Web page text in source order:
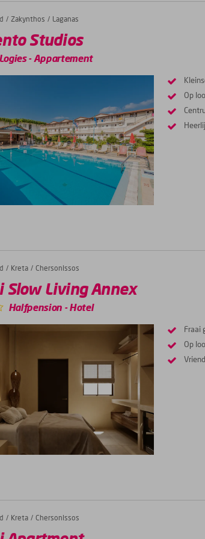
Zakynthos Laganas
Studios
Logies- Appartement
Op
Kreta Chersonissos
Slow Living Annex
Halfpension -Hotel
Fraai
Op
Kreta Chersonissos